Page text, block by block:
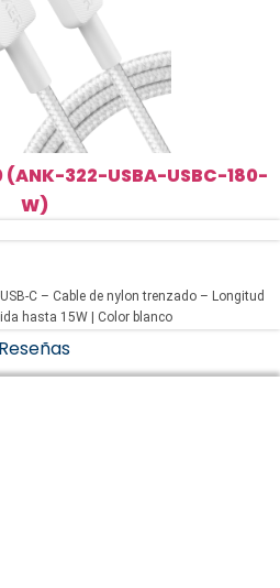
322-USBA-USBC-180-
W)
hasta 15W | Color blanco
Reseñas